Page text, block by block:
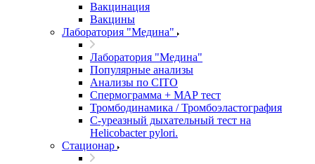
Вакцинация
Вакцины
Лаборатория "Медина"
Лаборатория "Медина"
Популярные анализы
Анализы по CITO
Спермограмма + МАР тест
Тромбодинамика / Тромбоэластография
С-уреазный дыхательный тест на
Helicobacter pylori.
Стационар